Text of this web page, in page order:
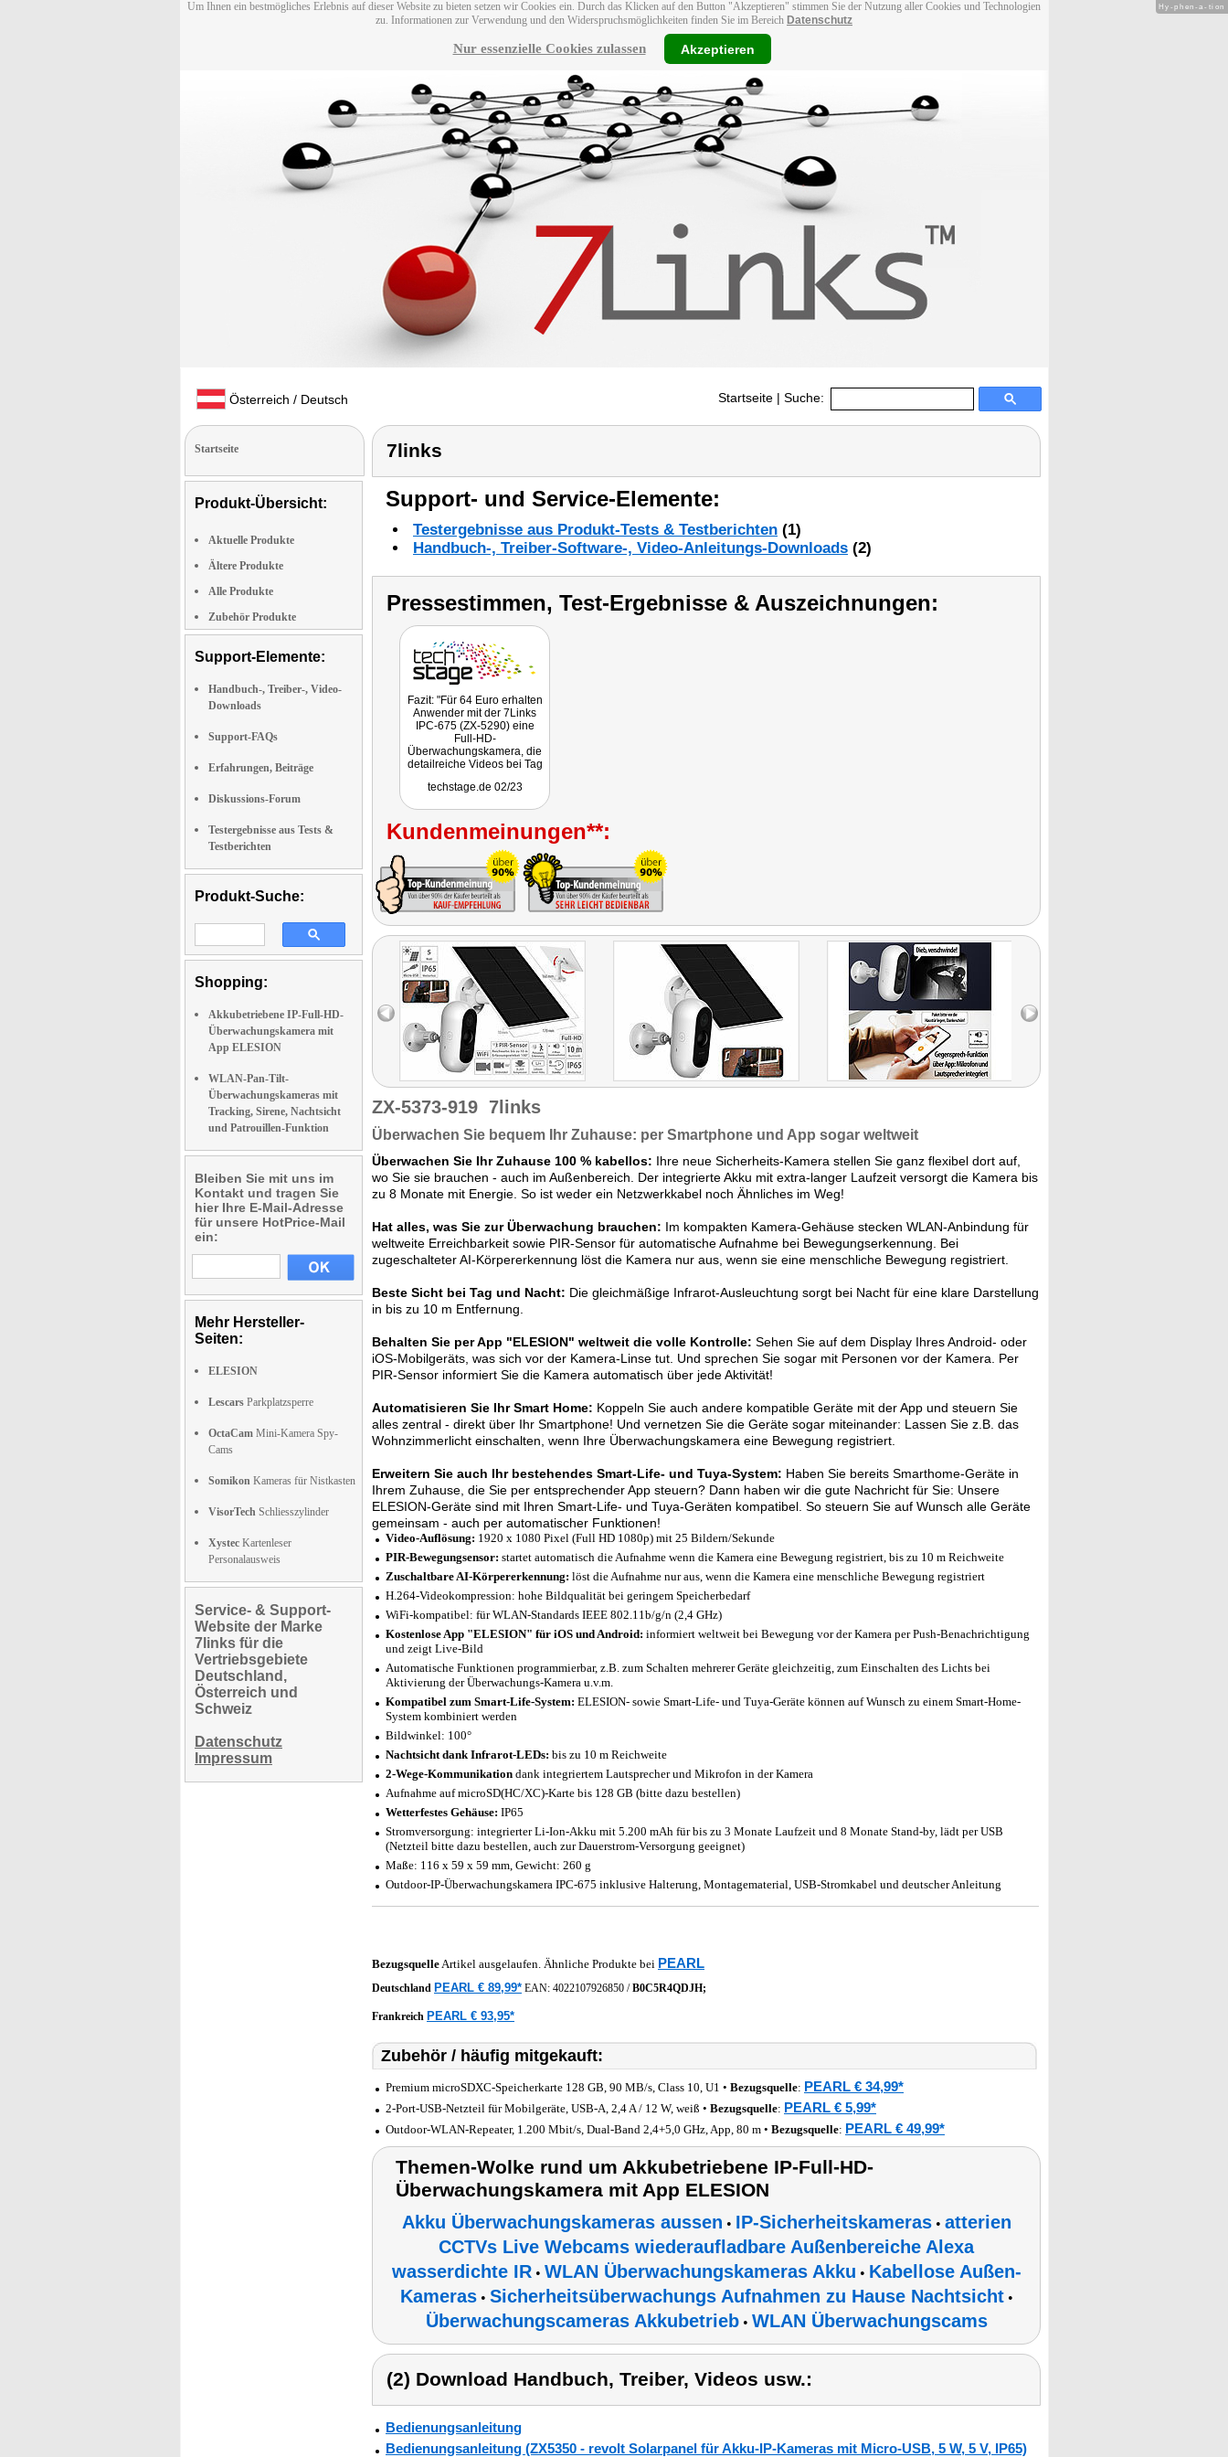
Um Ihnen ein bestmögliches Erlebnis auf dieser Website zu bieten setzen wir Cookies ein. Durch das Klicken auf den Button "Akzeptieren" stimmen Sie der Nutzung aller Cookies und Technologien
zu. Informationen zur Verwendung und den Widerspruchsmöglichkeiten finden Sie im Bereich Datenschutz
Nur essenzielle Cookies zulassen Akzeptieren
Österreich / Deutsch Startseite | Suche:
Startseite
Produkt-Übersicht:
Aktuelle Produkte
Ältere Produkte
Alle Produkte
Zubehör Produkte
Support-Elemente:
Handbuch-, Treiber-, Video-
Downloads
Support-FAQs
Erfahrungen, Beiträge
Diskussions-Forum
Testergebnisse aus Tests &
Testberichten
Produkt-Suche:
Shopping:
Akkubetriebene IP-Full-HD-
Überwachungskamera mit
App ELESION
WLAN-Pan-Tilt-
Überwachungskameras mit
Tracking, Sirene, Nachtsicht
und Patrouillen-Funktion
Bleiben Sie mit uns im
Kontakt und tragen Sie
hier Ihre E-Mail-Adresse
für unsere HotPrice-Mail
ein:
Mehr Hersteller-
Seiten:
ELESION
Lescars Parkplatzsperre
OctaCam Mini-Kamera Spy-
Cams
Somikon Kameras für Nistkasten
VisorTech Schliesszylinder
Xystec Kartenleser
Personalausweis
Service- & Support-
Website der Marke
7links für die
Vertriebsgebiete
Deutschland,
Österreich und
Schweiz
Datenschutz
Impressum
7links
Support- und Service-Elemente:
Testergebnisse aus Produkt-Tests & Testberichten (1)
Handbuch-, Treiber-Software-, Video-Anleitungs-Downloads (2)
Pressestimmen, Test-Ergebnisse & Auszeichnungen:
Fazit: "Für 64 Euro erhalten
Anwender mit der 7Links
IPC-675 (ZX-5290) eine
Full-HD-
Überwachungskamera, die
detailreiche Videos bei Tag
Dank WLAN und Akku ist
ihres an der Unterseite
abgeflachten Gehäuses
kann sie im Regal auch
Überwachungslösung für
den Innenbereich genutzt
werden. Die
Gegensprechfunktion hat im
techstage.de 02/23
Kundenmeinungen**:
ZX-5373-919 7links
Überwachen Sie bequem Ihr Zuhause: per Smartphone und App sogar weltweit
Überwachen Sie Ihr Zuhause 100 % kabellos: Ihre neue Sicherheits-Kamera stellen Sie ganz flexibel dort auf,
wo Sie sie brauchen - auch im Außenbereich. Der integrierte Akku mit extra-langer Laufzeit versorgt die Kamera bis
zu 8 Monate mit Energie. So ist weder ein Netzwerkkabel noch Ähnliches im Weg!
Hat alles, was Sie zur Überwachung brauchen: Im kompakten Kamera-Gehäuse stecken WLAN-Anbindung für
weltweite Erreichbarkeit sowie PIR-Sensor für automatische Aufnahme bei Bewegungserkennung. Bei
zugeschalteter AI-Körpererkennung löst die Kamera nur aus, wenn sie eine menschliche Bewegung registriert.
Beste Sicht bei Tag und Nacht: Die gleichmäßige Infrarot-Ausleuchtung sorgt bei Nacht für eine klare Darstellung
in bis zu 10 m Entfernung.
Behalten Sie per App "ELESION" weltweit die volle Kontrolle: Sehen Sie auf dem Display Ihres Android- oder
iOS-Mobilgeräts, was sich vor der Kamera-Linse tut. Und sprechen Sie sogar mit Personen vor der Kamera. Per
PIR-Sensor informiert Sie die Kamera automatisch über jede Aktivität!
Automatisieren Sie Ihr Smart Home: Koppeln Sie auch andere kompatible Geräte mit der App und steuern Sie
alles zentral - direkt über Ihr Smartphone! Und vernetzen Sie die Geräte sogar miteinander: Lassen Sie z.B. das
Wohnzimmerlicht einschalten, wenn Ihre Überwachungskamera eine Bewegung registriert.
Erweitern Sie auch Ihr bestehendes Smart-Life- und Tuya-System: Haben Sie bereits Smarthome-Geräte in
Ihrem Zuhause, die Sie per entsprechender App steuern? Dann haben wir die gute Nachricht für Sie: Unsere
ELESION-Geräte sind mit Ihren Smart-Life- und Tuya-Geräten kompatibel. So steuern Sie auf Wunsch alle Geräte
gemeinsam - auch per automatischer Funktionen!
Video-Auflösung: 1920 x 1080 Pixel (Full HD 1080p) mit 25 Bildern/Sekunde
PIR-Bewegungsensor: startet automatisch die Aufnahme wenn die Kamera eine Bewegung registriert, bis zu 10 m Reichweite
Zuschaltbare AI-Körpererkennung: löst die Aufnahme nur aus, wenn die Kamera eine menschliche Bewegung registriert
H.264-Videokompression: hohe Bildqualität bei geringem Speicherbedarf
WiFi-kompatibel: für WLAN-Standards IEEE 802.11b/g/n (2,4 GHz)
Kostenlose App "ELESION" für iOS und Android: informiert weltweit bei Bewegung vor der Kamera per Push-Benachrichtigung
und zeigt Live-Bild
Automatische Funktionen programmierbar, z.B. zum Schalten mehrerer Geräte gleichzeitig, zum Einschalten des Lichts bei
Aktivierung der Überwachungs-Kamera u.v.m.
Kompatibel zum Smart-Life-System: ELESION- sowie Smart-Life- und Tuya-Geräte können auf Wunsch zu einem Smart-Home-
System kombiniert werden
Bildwinkel: 100°
Nachtsicht dank Infrarot-LEDs: bis zu 10 m Reichweite
2-Wege-Kommunikation dank integriertem Lautsprecher und Mikrofon in der Kamera
Aufnahme auf microSD(HC/XC)-Karte bis 128 GB (bitte dazu bestellen)
Wetterfestes Gehäuse: IP65
Stromversorgung: integrierter Li-Ion-Akku mit 5.200 mAh für bis zu 3 Monate Laufzeit und 8 Monate Stand-by, lädt per USB
(Netzteil bitte dazu bestellen, auch zur Dauerstrom-Versorgung geeignet)
Maße: 116 x 59 x 59 mm, Gewicht: 260 g
Outdoor-IP-Überwachungskamera IPC-675 inklusive Halterung, Montagematerial, USB-Stromkabel und deutscher Anleitung
BezugsquelleArtikel ausgelaufen. Ähnliche Produkte bei PEARL
Deutschland PEARL € 89,99* EAN: 4022107926850 /B0C5R4QDJH;
Frankreich PEARL € 93,95*
Zubehör / häufig mitgekauft:
Premium microSDXC-Speicherkarte 128 GB, 90 MB/s, Class 10, U1 • Bezugsquelle: PEARL € 34,99*
2-Port-USB-Netzteil für Mobilgeräte, USB-A, 2,4 A / 12 W, weiß • Bezugsquelle: PEARL € 5,99*
Outdoor-WLAN-Repeater, 1.200 Mbit/s, Dual-Band 2,4+5,0 GHz, App, 80 m • Bezugsquelle: PEARL € 49,99*
Themen-Wolke rund um Akkubetriebene IP-Full-HD-
Überwachungskamera mit App ELESION
Akku Überwachungskameras aussen • IP-Sicherheitskameras• atterien
CCTVs Live Webcams wiederaufladbare Außenbereiche Alexa
wasserdichte IR• WLAN Überwachungskameras Akku • Kabellose Außen-
Kameras• Sicherheitsüberwachungs Aufnahmen zu Hause Nachtsicht•
Überwachungscameras Akkubetrieb• WLAN Überwachungscams
(2) Download Handbuch, Treiber, Videos usw.:
Bedienungsanleitung
Bedienungsanleitung (ZX5350 - revolt Solarpanel für Akku-IP-Kameras mit Micro-USB, 5 W, 5 V, IP65)
Hy-phen-a-tion